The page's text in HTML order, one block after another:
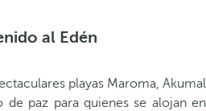
al Edén
playas Maroma, Akumal
de paz para quienes se alojan en